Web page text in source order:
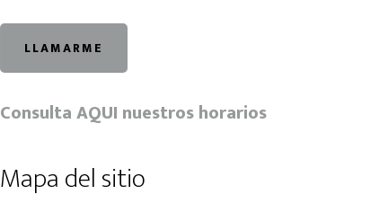
Consulta AQUI nuestros horarios
Mapa del sitio